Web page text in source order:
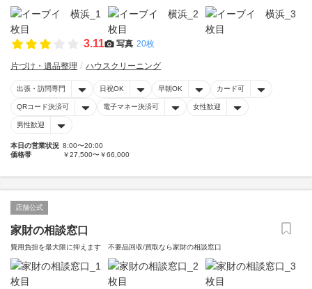
3.11 写真 20枚
片づけ・遺品整理 ハウスクリーニング
出張・訪問専門 日祝OK 早朝OK カード可
QRコード決済可 電子マネー決済可 女性歓迎
男性歓迎
本日の営業状況 8:00〜20:00
価格帯
￥27,500〜￥66,000
店舗公式
家財の相談窓口
費用負担を最大限に抑えます 不要品回収/買取なら家財の相談窓口